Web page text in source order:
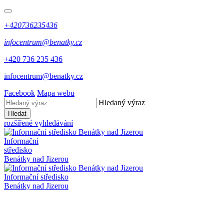
+420736235436
infocentrum@benatky.cz
+420 736 235 436
infocentrum@benatky.cz
Facebook Mapa webu
Hledaný výraz
Hledat
rozšířené vyhledávání
Informační
středisko
Benátky nad Jizerou
Informační středisko
Benátky nad Jizerou